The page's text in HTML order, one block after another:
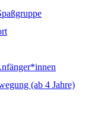
(ab 4 Jahre)